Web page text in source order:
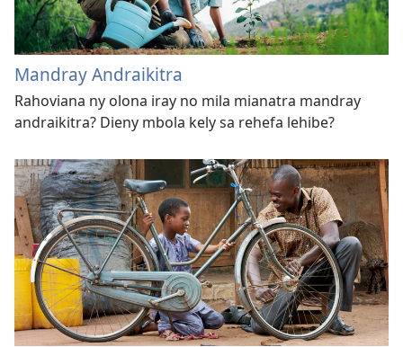
Mandray Andraikitra
Rahoviana ny olona iray no mila mianatra mandray
andraikitra? Dieny mbola kely sa rehefa lehibe?